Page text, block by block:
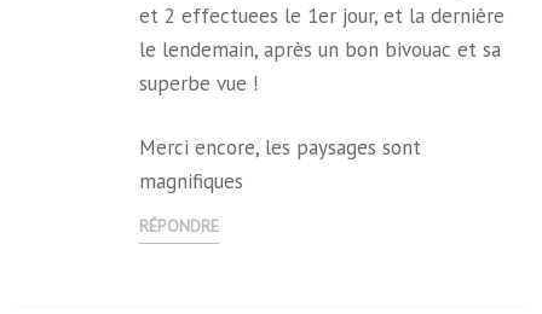
et 2 effectuees le 1er jour, et la dernière
le lendemain, après un bon bivouac et sa
superbe vue !
Merci encore, les paysages sont
magnifiques
RÉPONDRE